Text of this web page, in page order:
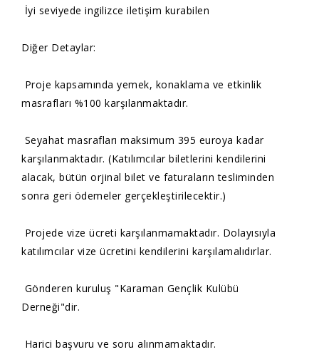
İyi seviyede ingilizce iletişim kurabilen
Diğer Detaylar:
Proje kapsamında yemek, konaklama ve etkinlik
masrafları %100 karşılanmaktadır.
Seyahat masrafları maksimum 395 euroya kadar
karşılanmaktadır. (Katılımcılar biletlerini kendilerini
alacak, bütün orjinal bilet ve faturaların tesliminden
sonra geri ödemeler gerçekleştirilecektir.)
Projede vize ücreti karşılanmamaktadır. Dolayısıyla
katılımcılar vize ücretini kendilerini karşılamalıdırlar.
Gönderen kuruluş "Karaman Gençlik Kulübü
Derneği"dir.
Harici başvuru ve soru alınmamaktadır.